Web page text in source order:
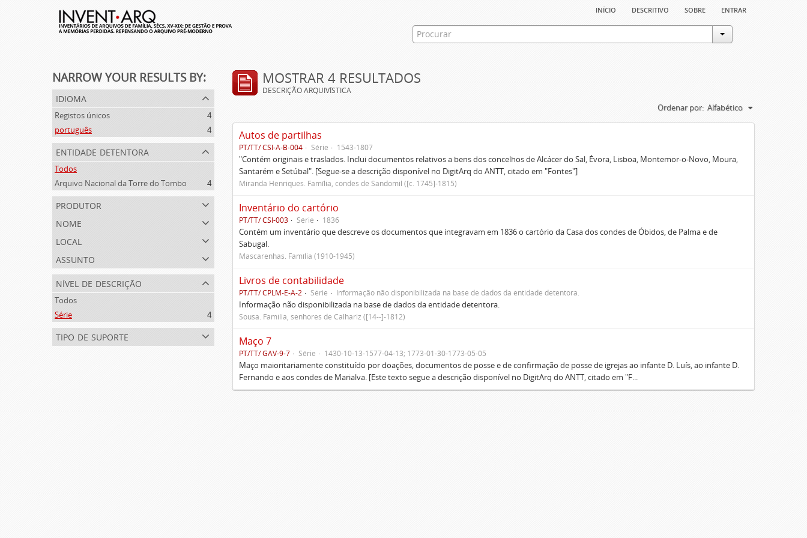
início descritivo sobre entrar
NARROW YOUR RESULTS BY:
idioma
Registos únicos
4
português
4
entidade detentora
Todos
Arquivo Nacional da Torre do Tombo
4
produtor
nome
local
assunto
nível de descrição
Todos
Série
4
tipo de suporte
MOSTRAR 4 RESULTADOS
DESCRIÇÃO ARQUIVÍSTICA
Ordenar por: Alfabético
Autos de partilhas
PT/TT/ CSI-A-B-004 Série 1543-1807
"Contém originais e traslados. Inclui documentos relativos a bens dos concelhos de Alcácer do Sal, Évora, Lisboa, Montemor-o-Novo, Moura,
Santarém e Setúbal". [Segue-se a descrição disponível no DigitArq do ANTT, citado em "Fontes"]
Miranda Henriques. Família, condes de Sandomil ([c. 1745]-1815)
Inventário do cartório
PT/TT/ CSI-003 Série 1836
Contém um inventário que descreve os documentos que integravam em 1836 o cartório da Casa dos condes de Óbidos, de Palma e de
Sabugal.
Mascarenhas. Família (1910-1945)
Livros de contabilidade
PT/TT/ CPLM-E-A-2 Série Informação não disponibilizada na base de dados da entidade detentora.
Informação não disponibilizada na base de dados da entidade detentora.
Sousa. Família, senhores de Calhariz ([14--]-1812)
Maço 7
PT/TT/ GAV-9-7 Série 1430-10-13-1577-04-13; 1773-01-30-1773-05-05
Maço maioritariamente constituído por doações, documentos de posse e de confirmação de posse de igrejas ao infante D. Luís, ao infante D.
Fernando e aos condes de Marialva. [Este texto segue a descrição disponível no DigitArq do ANTT, citado em "F...